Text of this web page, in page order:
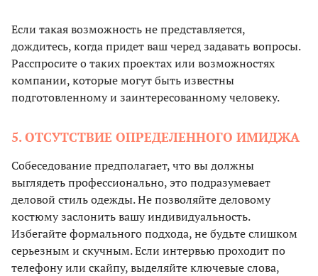
Если такая возможность не представляется,
дождитесь, когда придет ваш черед задавать вопросы.
Расспросите о таких проектах или возможностях
компании, которые могут быть известны
подготовленному и заинтересованному человеку.
5. ОТСУТСТВИЕ ОПРЕДЕЛЕННОГО ИМИДЖА
Собеседование предполагает, что вы должны
выглядеть профессионально, это подразумевает
деловой стиль одежды. Не позволяйте деловому
костюму заслонить вашу индивидуальность.
Избегайте формального подхода, не будьте слишком
серьезным и скучным. Если интервью проходит по
телефону или скайпу, выделяйте ключевые слова,